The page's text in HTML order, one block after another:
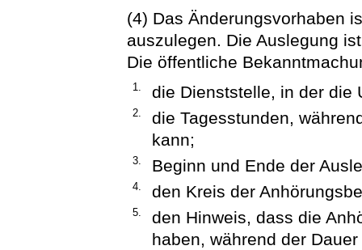
(4) Das Änderungsvorhaben
auszulegen. Die Auslegung
Die öffentliche
1. die Dienststelle, in der die
2.
die Tagesstunden,
kann;
3. Beginn und Ende der
4. den Kreis der
5.
den Hinweis, dass die
haben, während der